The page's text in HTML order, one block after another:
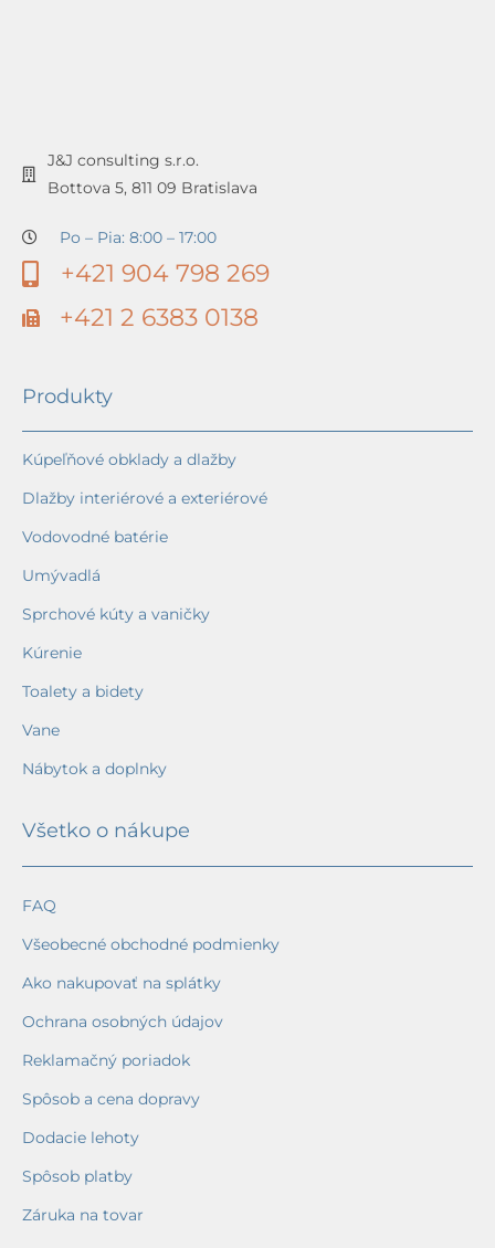
J&J consulting s.r.o.
Bottova 5, 811 09 Bratislava
Po – Pia: 8:00 – 17:00
+421 904 798 269
+421 2 6383 0138
Produkty
Kúpeľňové obklady a dlažby
Dlažby interiérové a exteriérové
Vodovodné batérie
Umývadlá
Sprchové kúty a vaničky
Kúrenie
Toalety a bidety
Vane
Nábytok a doplnky
Všetko o nákupe
FAQ
Všeobecné obchodné podmienky
Ako nakupovať na splátky
Ochrana osobných údajov
Reklamačný poriadok
Spôsob a cena dopravy
Dodacie lehoty
Spôsob platby
Záruka na tovar